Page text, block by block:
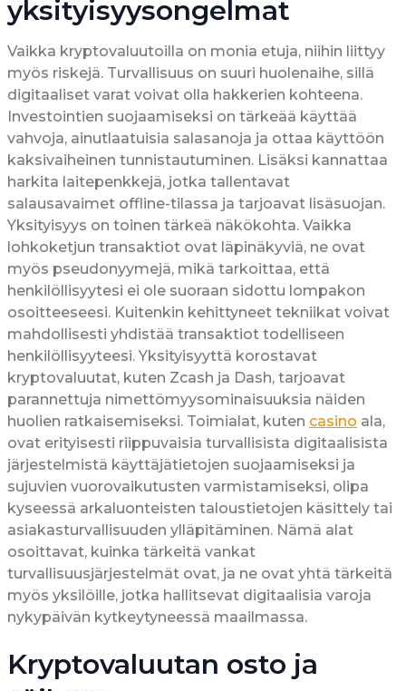
yksityisyysongelmat
Vaikka kryptovaluutoilla on monia etuja, niihin liittyy
myös riskejä. Turvallisuus on suuri huolenaihe, sillä
digitaaliset varat voivat olla hakkerien kohteena.
Investointien suojaamiseksi on tärkeää käyttää
vahvoja, ainutlaatuisia salasanoja ja ottaa käyttöön
kaksivaiheinen tunnistautuminen. Lisäksi kannattaa
harkita laitepenkkejä, jotka tallentavat
salausavaimet offline-tilassa ja tarjoavat lisäsuojan.
Yksityisyys on toinen tärkeä näkökohta. Vaikka
lohkoketjun transaktiot ovat läpinäkyviä, ne ovat
myös pseudonyymejä, mikä tarkoittaa, että
henkilöllisyytesi ei ole suoraan sidottu lompakon
osoitteeseesi. Kuitenkin kehittyneet tekniikat voivat
mahdollisesti yhdistää transaktiot todelliseen
henkilöllisyyteesi. Yksityisyyttä korostavat
kryptovaluutat, kuten Zcash ja Dash, tarjoavat
parannettuja nimettömyysominaisuuksia näiden
huolien ratkaisemiseksi. Toimialat, kuten casino ala,
ovat erityisesti riippuvaisia turvallisista digitaalisista
järjestelmistä käyttäjätietojen suojaamiseksi ja
sujuvien vuorovaikutusten varmistamiseksi, olipa
kyseessä arkaluonteisten taloustietojen käsittely tai
asiakasturvallisuuden ylläpitäminen. Nämä alat
osoittavat, kuinka tärkeitä vankat
turvallisuusjärjestelmät ovat, ja ne ovat yhtä tärkeitä
myös yksilöille, jotka hallitsevat digitaalisia varoja
nykypäivän kytkeytyneessä maailmassa.
Kryptovaluutan osto ja